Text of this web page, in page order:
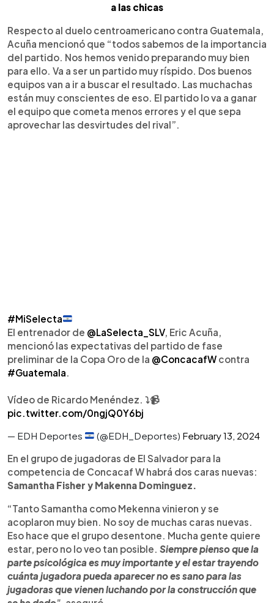
a las chicas
Respecto al duelo centroamericano contra Guatemala,
Acuña mencionó que “todos sabemos de la importancia
del partido. Nos hemos venido preparando muy bien
para ello. Va a ser un partido muy ríspido. Dos buenos
equipos van a ir a buscar el resultado. Las muchachas
están muy conscientes de eso. El partido lo va a ganar
el equipo que cometa menos errores y el que sepa
aprovechar las desvirtudes del rival”.
#MiSelecta
El entrenador de @LaSelecta_SLV, Eric Acuña,
mencionó las expectativas del partido de fase
preliminar de la Copa Oro de la @ConcacafW contra
#Guatemala
Vídeo de Ricardo Menéndez. ⤵️📹
pic.twitter.com/0ngjQ0Y6bj
— EDH Deportes
(@EDH_Deportes) February 13, 2024
En el grupo de jugadoras de El Salvador para la
competencia de Concacaf W habrá dos caras nuevas:
Samantha Fisher y Makenna Dominguez.
“Tanto Samantha como Mekenna vinieron y se
acoplaron muy bien. No soy de muchas caras nuevas.
Eso hace que el grupo desentone. Mucha gente quiere
estar, pero no lo veo tan posible. Siempre pienso que la
parte psicológica es muy importante y el estar trayendo
cuánta jugadora pueda aparecer no es sano para las
jugadoras que vienen luchando por la construcción que